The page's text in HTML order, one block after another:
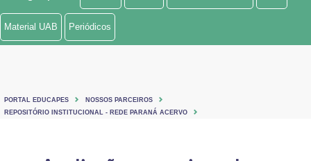
Ministério de Minas e Energia
Ministério do Turismo
Material UAB Periódicos
PORTAL EDUCAPES
NOSSOS PARCEIROS
REPOSITÓRIO INSTITUCIONAL - REDE PARANÁ ACERVO